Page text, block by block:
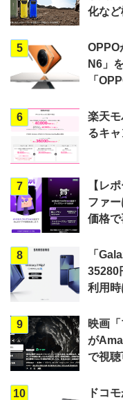
化など
5
OPPO
N6」
「
6
楽天
るキャ
7
【レ
ファ
価格で
8
「
35280
利用
9
映画
が
で視聴
10
ドコ